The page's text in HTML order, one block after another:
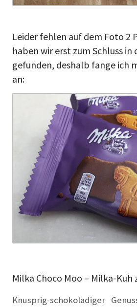
Leider fehlen auf dem Foto 2
haben wir erst zum Schluss in
gefunden, deshalb fange ich
an:
Milka Choco Moo – Milka-Kuh
Knusprig-schokoladiger